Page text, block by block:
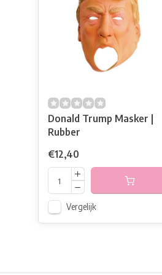
Donald Trump Masker |
Rubber
€12,40
Vergelijk